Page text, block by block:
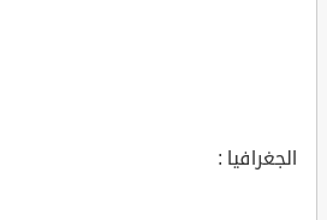
الجغرافيا :